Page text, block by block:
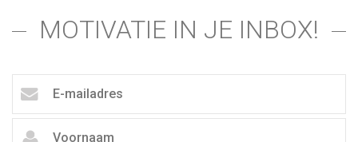
MOTIVATIE IN JE INBOX!